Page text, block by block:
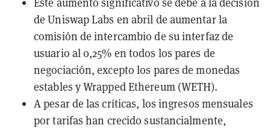
de Uniswap Labs en abril de aumentar la
comisión de intercambio de su interfaz de
usuario al 0,25% en todos los pares de
negociación, excepto los pares de monedas
estables y Wrapped Ethereum (WETH).
A pesar de las críticas, los ingresos mensuales
por tarifas han crecido sustancialmente,